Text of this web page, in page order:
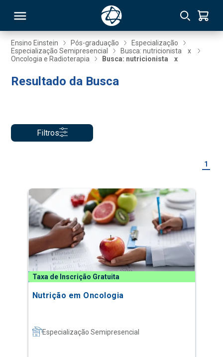
Ensino Einstein Pós-graduação
Especialização
Especialização Semipresencial
Busca: nutricionista
x
Oncologia e Radioterapia
Busca: nutricionista x
Resultado da Busca
Filtros
1
Taxa de Inscrição Gratuita
Nutrição em Oncologia
Especialização Semipresencial